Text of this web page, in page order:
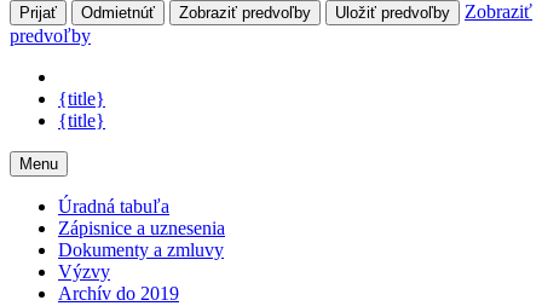
Prijať Odmietnúť Zobraziť predvoľby Uložiť predvoľby
Zobraziť
predvoľby
{title}
{title}
Menu
Úradná tabuľa
Zápisnice a uznesenia
Dokumenty a zmluvy
Výzvy
Archív do 2019